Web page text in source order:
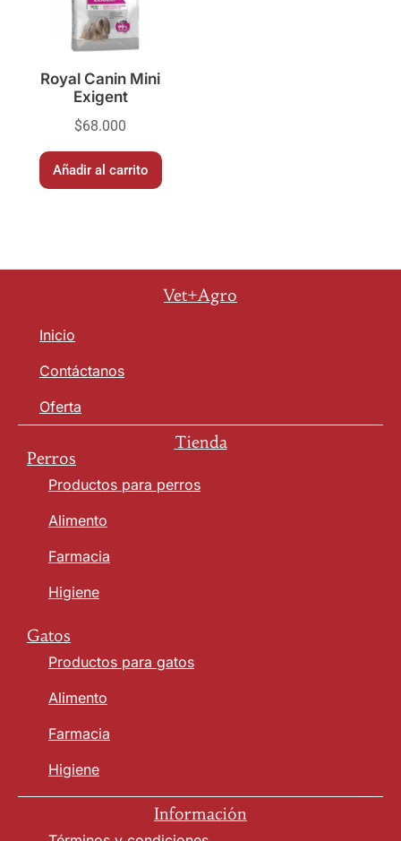
Royal Canin Mini
Exigent
$68.000
Añadir al carrito
Vet+Agro
Inicio
Contáctanos
Oferta
Tienda
Perros
Productos para perros
Alimento
Farmacia
Higiene
Gatos
Productos para gatos
Alimento
Farmacia
Higiene
Información